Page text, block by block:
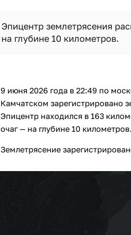
Эпицентр землетрясения
на глубине 10 километров.
9 июня 2026 года в 22:49 по
Камчатском зарегистрировано
Эпицентр находился в 163
очаг — на глубине 10 километров.
Землетрясение